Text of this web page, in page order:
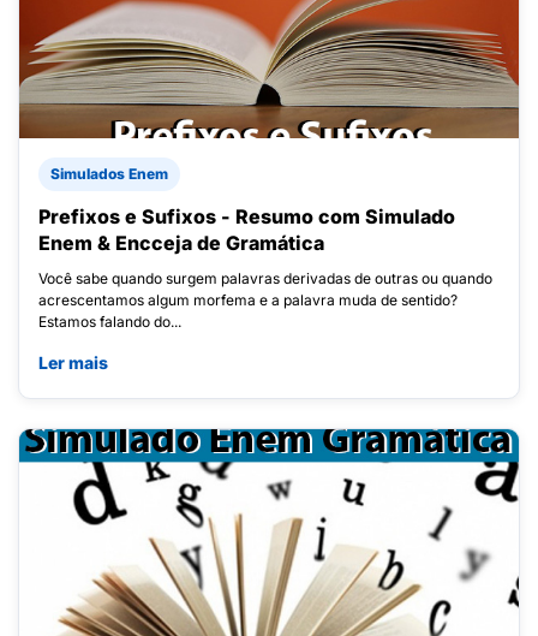
Simulados Enem
Prefixos e Sufixos - Resumo com Simulado
Enem & Encceja de Gramática
Você sabe quando surgem palavras derivadas de outras ou quando
acrescentamos algum morfema e a palavra muda de sentido?
Estamos falando do...
Ler mais